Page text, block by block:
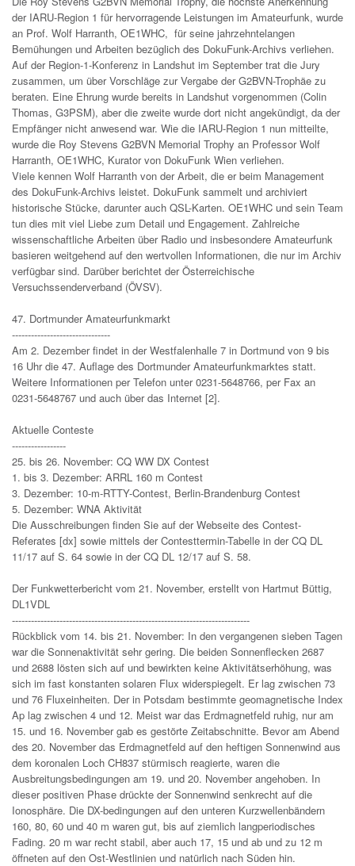
der IARU-Region 1 für hervorragende Leistungen im Amateurfunk, wurde
an Prof. Wolf Harranth, OE1WHC, für seine jahrzehntelangen
Bemühungen und Arbeiten bezüglich des DokuFunk-Archivs verliehen.
Auf der Region-1-Konferenz in Landshut im September trat die Jury
zusammen, um über Vorschläge zur Vergabe der G2BVN-Trophäe zu
beraten. Eine Ehrung wurde bereits in Landshut vorgenommen (Colin
Thomas, G3PSM), aber die zweite wurde dort nicht angekündigt, da der
Empfänger nicht anwesend war. Wie die IARU-Region 1 nun mitteilte,
wurde die Roy Stevens G2BVN Memorial Trophy an Professor Wolf
Harranth, OE1WHC, Kurator von DokuFunk Wien verliehen.
Viele kennen Wolf Harranth von der Arbeit, die er beim Management
des DokuFunk-Archivs leistet. DokuFunk sammelt und archiviert
historische Stücke, darunter auch QSL-Karten. OE1WHC und sein Team
tun dies mit viel Liebe zum Detail und Engagement. Zahlreiche
wissenschaftliche Arbeiten über Radio und insbesondere Amateurfunk
basieren weitgehend auf den wertvollen Informationen, die nur im Archiv
verfügbar sind. Darüber berichtet der Österreichische
Versuchssenderverband (ÖVSV).
47. Dortmunder Amateurfunkmarkt
-------------------------------
Am 2. Dezember findet in der Westfalenhalle 7 in Dortmund von 9 bis
16 Uhr die 47. Auflage des Dortmunder Amateurfunkmarktes statt.
Weitere Informationen per Telefon unter 0231-5648766, per Fax an
0231-5648767 und auch über das Internet [2].
Aktuelle Conteste
-----------------
25. bis 26. November: CQ WW DX Contest
1. bis 3. Dezember: ARRL 160 m Contest
3. Dezember: 10-m-RTTY-Contest, Berlin-Brandenburg Contest
5. Dezember: WNA Aktivität
Die Ausschreibungen finden Sie auf der Webseite des Contest-
Referates [dx] sowie mittels der Contesttermin-Tabelle in der CQ DL
11/17 auf S. 64 sowie in der CQ DL 12/17 auf S. 58.
Der Funkwetterbericht vom 21. November, erstellt von Hartmut Büttig,
DL1VDL
---------------------------------------------------------------------------
Rückblick vom 14. bis 21. November: In den vergangenen sieben Tagen
war die Sonnenaktivität sehr gering. Die beiden Sonnenflecken 2687
und 2688 lösten sich auf und bewirkten keine Aktivitätserhöhung, was
sich im fast konstanten solaren Flux widerspiegelt. Er lag zwischen 73
und 76 Fluxeinheiten. Der in Potsdam bestimmte geomagnetische Index
Ap lag zwischen 4 und 12. Meist war das Erdmagnetfeld ruhig, nur am
15. und 16. November gab es gestörte Zeitabschnitte. Bevor am Abend
des 20. November das Erdmagnetfeld auf den heftigen Sonnenwind aus
dem koronalen Loch CH837 stürmisch reagierte, waren die
Ausbreitungsbedingungen am 19. und 20. November angehoben. In
dieser positiven Phase drückte der Sonnenwind senkrecht auf die
Ionosphäre. Die DX-bedingungen auf den unteren Kurzwellenbändern
160, 80, 60 und 40 m waren gut, bis auf ziemlich langperiodisches
Fading. 20 m war recht stabil, aber auch 17, 15 und ab und zu 12 m
öffneten auf den Ost-Westlinien und natürlich nach Süden hin.